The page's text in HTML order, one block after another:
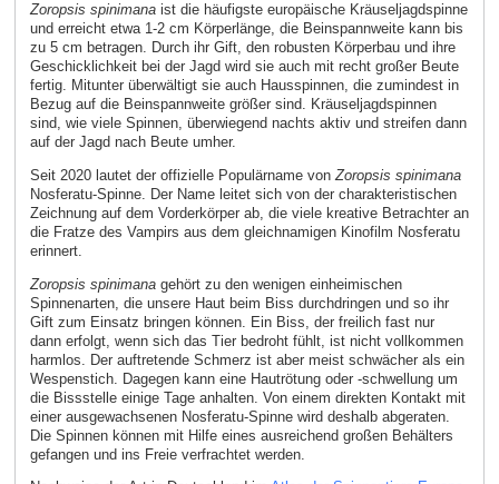
Zoropsis spinimanaist die häufigste europäische Kräuseljagdspinne
und erreicht etwa 1-2 cm Körperlänge, die Beinspannweite kann bis
zu 5 cm betragen. Durch ihr Gift, den robusten Körperbau und ihre
Geschicklichkeit bei der Jagd wird sie auch mit recht großer Beute
fertig. Mitunter überwältigt sie auch Hausspinnen, die zumindest in
Bezug auf die Beinspannweite größer sind. Kräuseljagdspinnen
sind, wie viele Spinnen, überwiegend nachts aktiv und streifen dann
auf der Jagd nach Beute umher.
Seit 2020 lautet der offizielle Populärname von Zoropsis spinimana
Nosferatu-Spinne. Der Name leitet sich von der charakteristischen
Zeichnung auf dem Vorderkörper ab, die viele kreative Betrachter an
die Fratze des Vampirs aus dem gleichnamigen Kinofilm Nosferatu
erinnert.
Zoropsis spinimanagehört zu den wenigen einheimischen
Spinnenarten, die unsere Haut beim Biss durchdringen und so ihr
Gift zum Einsatz bringen können. Ein Biss, der freilich fast nur
dann erfolgt, wenn sich das Tier bedroht fühlt, ist nicht vollkommen
harmlos. Der auftretende Schmerz ist aber meist schwächer als ein
Wespenstich. Dagegen kann eine Hautrötung oder -schwellung um
die Bissstelle einige Tage anhalten. Von einem direkten Kontakt mit
einer ausgewachsenen Nosferatu-Spinne wird deshalb abgeraten.
Die Spinnen können mit Hilfe eines ausreichend großen Behälters
gefangen und ins Freie verfrachtet werden.